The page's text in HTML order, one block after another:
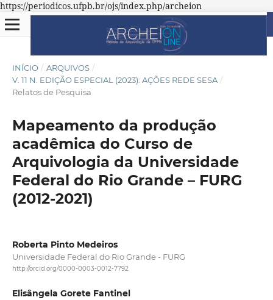
https://periodicos.ufpb.br/ojs/index.php/archeion
INÍCIO / ARQUIVOS /
V. 11 N. EDIÇÃO ESPECIAL (2023): AÇÕES REDE SESA /
Relatos de Pesquisa
Mapeamento da produção
acadêmica do Curso de
Arquivologia da Universidade
Federal do Rio Grande – FURG
(2012-2021)
Roberta Pinto Medeiros
Universidade Federal do Rio Grande - FURG
http://orcid.org/0000-0003-0012-7792
Elisângela Gorete Fantinel